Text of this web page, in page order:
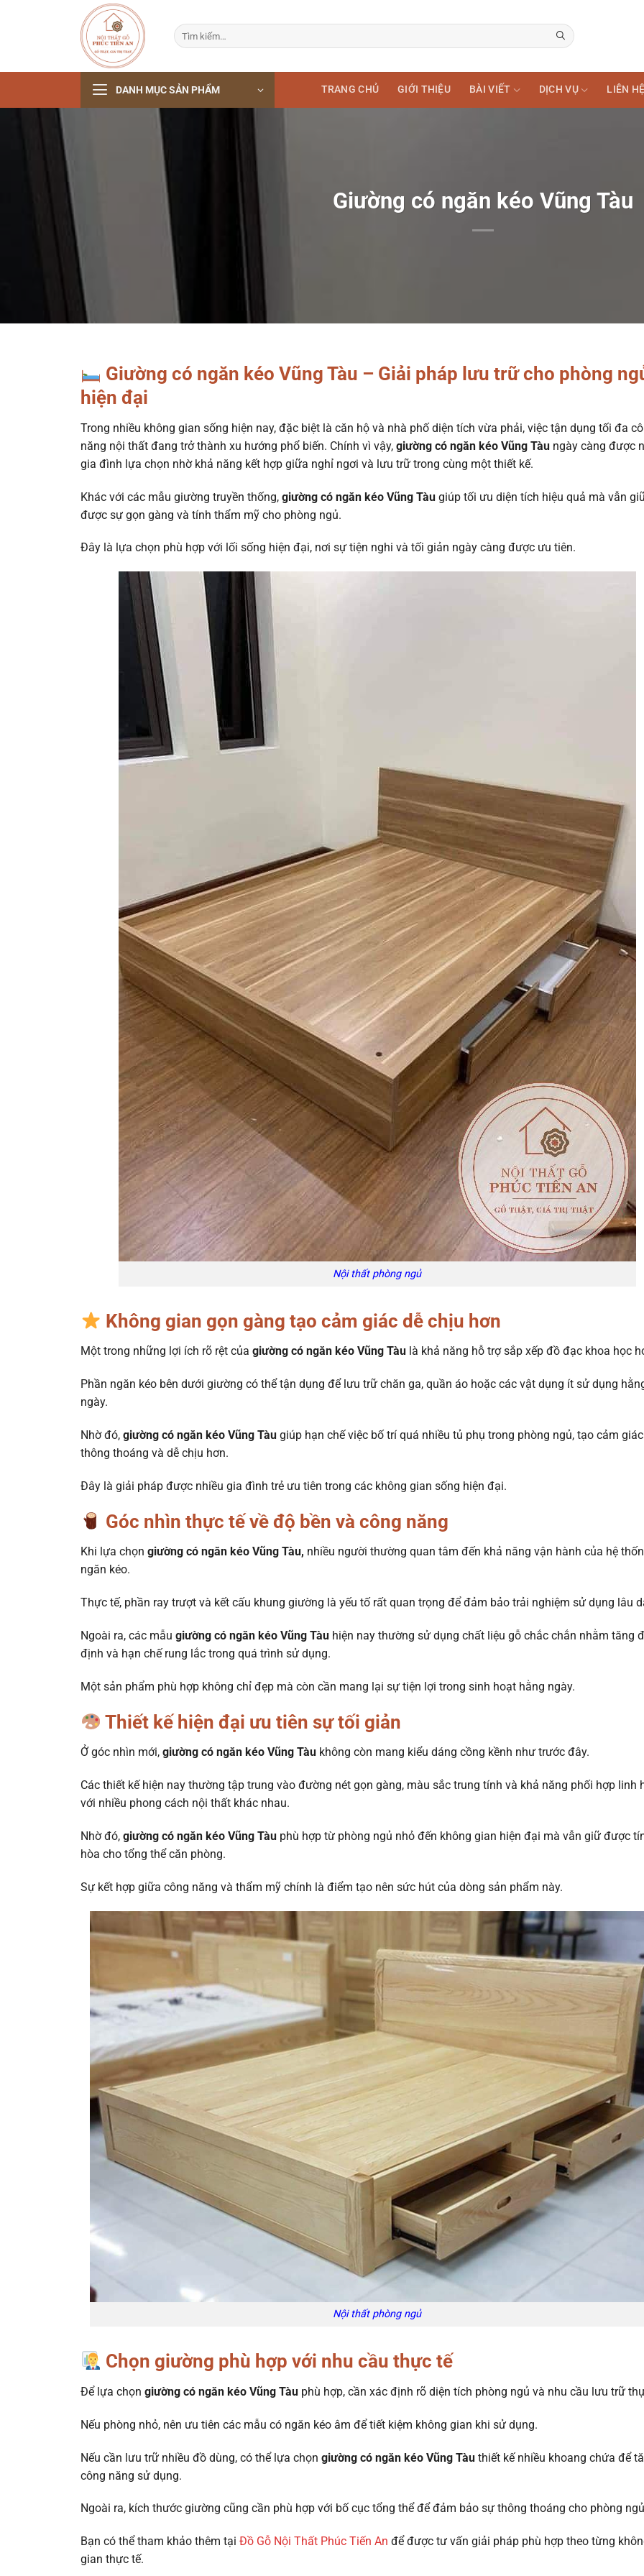
Tìm
kiếm:
DANH MỤC SẢN PHẨM TRANG CHỦ GIỚI THIỆU BÀI VIẾT DỊCH VỤ LIÊN HỆ
Giường có ngăn kéo Vũng Tàu
Giường có ngăn kéo Vũng Tàu – Giải pháp lưu trữ cho phòng
hiện đại
Trong nhiều không gian sống hiện nay, đặc biệt là căn hộ và nhà phố diện tích vừa phải, việc tận dụng tối đa
năng nội thất đang trở thành xu hướng phổ biến. Chính vì vậy, giường có ngăn kéo Vũng Tàu ngày càng được
gia đình lựa chọn nhờ khả năng kết hợp giữa nghỉ ngơi và lưu trữ trong cùng một thiết kế.
Khác với các mẫu giường truyền thống, giường có ngăn kéo Vũng Tàu giúp tối ưu diện tích hiệu quả mà vẫn
được sự gọn gàng và tính thẩm mỹ cho phòng ngủ.
Đây là lựa chọn phù hợp với lối sống hiện đại, nơi sự tiện nghi và tối giản ngày càng được ưu tiên.
Nội thất phòng ngủ
Không gian gọn gàng tạo cảm giác dễ chịu hơn
Một trong những lợi ích rõ rệt của giường có ngăn kéo Vũng Tàu là khả năng hỗ trợ sắp xếp đồ đạc khoa học
Phần ngăn kéo bên dưới giường có thể tận dụng để lưu trữ chăn ga, quần áo hoặc các vật dụng ít sử dụng
ngày.
Nhờ đó, giường có ngăn kéo Vũng Tàu giúp hạn chế việc bố trí quá nhiều tủ phụ trong phòng ngủ, tạo cảm giác
thông thoáng và dễ chịu hơn.
Đây là giải pháp được nhiều gia đình trẻ ưu tiên trong các không gian sống hiện đại.
Góc nhìn thực tế về độ bền và công năng
Khi lựa chọn giường có ngăn kéo Vũng Tàu, nhiều người thường quan tâm đến khả năng vận hành của hệ
ngăn kéo.
Thực tế, phần ray trượt và kết cấu khung giường là yếu tố rất quan trọng để đảm bảo trải nghiệm sử dụng lâu
Ngoài ra, các mẫu giường có ngăn kéo Vũng Tàu hiện nay thường sử dụng chất liệu gỗ chắc chắn nhằm tăng
định và hạn chế rung lắc trong quá trình sử dụng.
Một sản phẩm phù hợp không chỉ đẹp mà còn cần mang lại sự tiện lợi trong sinh hoạt hằng ngày.
Thiết kế hiện đại ưu tiên sự tối giản
Ở góc nhìn mới, giường có ngăn kéo Vũng Tàu không còn mang kiểu dáng cồng kềnh như trước đây.
Các thiết kế hiện nay thường tập trung vào đường nét gọn gàng, màu sắc trung tính và khả năng phối hợp linh
với nhiều phong cách nội thất khác nhau.
Nhờ đó, giường có ngăn kéo Vũng Tàu phù hợp từ phòng ngủ nhỏ đến không gian hiện đại mà vẫn giữ được
hòa cho tổng thể căn phòng.
Sự kết hợp giữa công năng và thẩm mỹ chính là điểm tạo nên sức hút của dòng sản phẩm này.
Nội thất phòng ngủ
Chọn giường phù hợp với nhu cầu thực tế
Để lựa chọn giường có ngăn kéo Vũng Tàu phù hợp, cần xác định rõ diện tích phòng ngủ và nhu cầu lưu trữ
Nếu phòng nhỏ, nên ưu tiên các mẫu có ngăn kéo âm để tiết kiệm không gian khi sử dụng.
Nếu cần lưu trữ nhiều đồ dùng, có thể lựa chọn giường có ngăn kéo Vũng Tàu thiết kế nhiều khoang chứa để
công năng sử dụng.
Ngoài ra, kích thước giường cũng cần phù hợp với bố cục tổng thể để đảm bảo sự thông thoáng cho phòng
Bạn có thể tham khảo thêm tại Đồ Gỗ Nội Thất Phúc Tiến An để được tư vấn giải pháp phù hợp theo từng
gian thực tế.